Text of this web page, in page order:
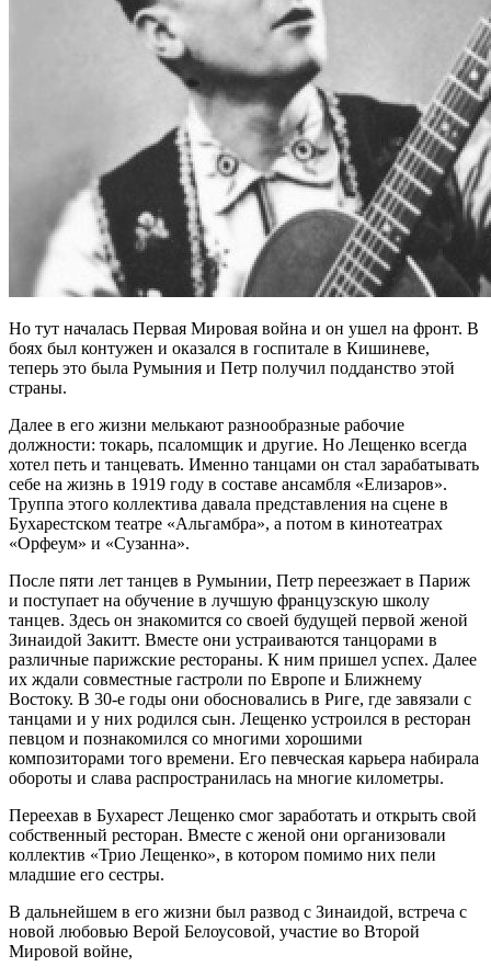
Но тут началась Первая Мировая война и он ушел на фронт. В
боях был контужен и оказался в госпитале в Кишиневе,
теперь это была Румыния и Петр получил подданство этой
страны.
Далее в его жизни мелькают разнообразные рабочие
должности: токарь, псаломщик и другие. Но Лещенко всегда
хотел петь и танцевать. Именно танцами он стал зарабатывать
себе на жизнь в 1919 году в составе ансамбля «Елизаров».
Труппа этого коллектива давала представления на сцене в
Бухарестском театре «Альгамбра», а потом в кинотеатрах
«Орфеум» и «Сузанна».
После пяти лет танцев в Румынии, Петр переезжает в Париж
и поступает на обучение в лучшую французскую школу
танцев. Здесь он знакомится со своей будущей первой женой
Зинаидой Закитт. Вместе они устраиваются танцорами в
различные парижские рестораны. К ним пришел успех. Далее
их ждали совместные гастроли по Европе и Ближнему
Востоку. В 30-е годы они обосновались в Риге, где завязали с
танцами и у них родился сын. Лещенко устроился в ресторан
певцом и познакомился со многими хорошими
композиторами того времени. Его певческая карьера набирала
обороты и слава распространилась на многие километры.
Переехав в Бухарест Лещенко смог заработать и открыть свой
собственный ресторан. Вместе с женой они организовали
коллектив «Трио Лещенко», в котором помимо них пели
младшие его сестры.
В дальнейшем в его жизни был развод с Зинаидой, встреча с
новой любовью Верой Белоусовой, участие во Второй
Мировой войне,